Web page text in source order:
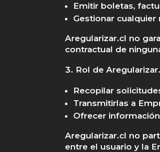
Emitir boletas,
Gestionar
Aregularizar.cl no
contractual de
Rol de
Recopilar
Transmitirlas a
Ofrecer
Aregularizar.cl no
entre el usuario y la